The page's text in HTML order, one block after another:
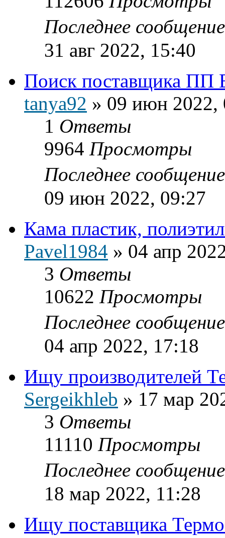
Последнее
31 авг 2022, 15:40
Поиск поставщика ПП
tanya92 » 09 июн 2022,
1 Ответы
9964 Просмотры
Последнее
09 июн 2022, 09:27
Кама пластик,
Pavel1984 » 04 апр
3 Ответы
10622 Просмотры
Последнее
04 апр 2022, 17:18
Ищу производителей
Sergeikhleb » 17 мар
3 Ответы
11110 Просмотры
Последнее
18 мар 2022, 11:28
Ищу поставщика